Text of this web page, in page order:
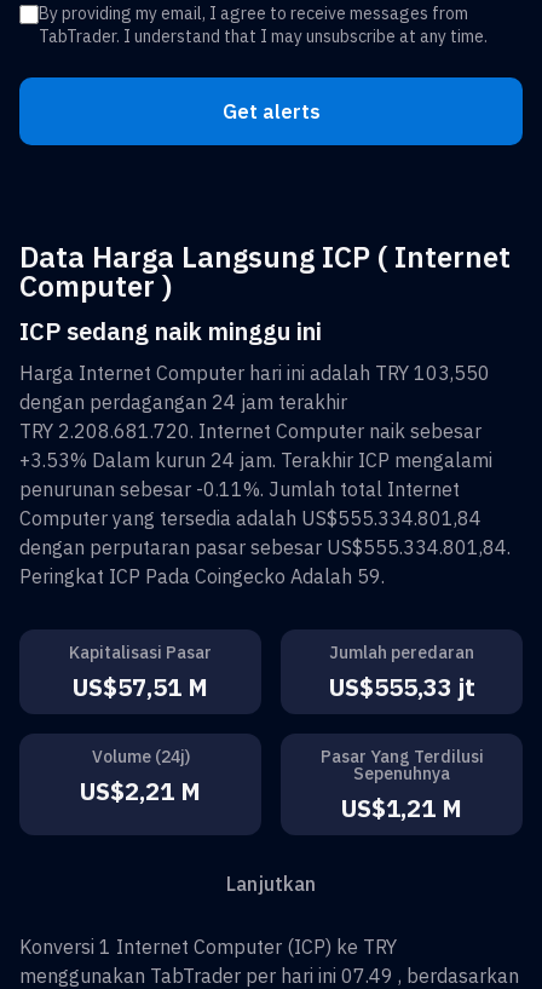
By providing my email, I agree to receive messages from
TabTrader. I understand that I may unsubscribe at any time.
Get alerts
Data Harga Langsung ICP ( Internet
Computer )
ICP sedang naik minggu ini
Harga Internet Computer hari ini adalah TRY 103,550
dengan perdagangan 24 jam terakhir
TRY 2.208.681.720. Internet Computer naik sebesar
+3.53% Dalam kurun 24 jam. Terakhir ICP mengalami
penurunan sebesar -0.11%. Jumlah total Internet
Computer yang tersedia adalah US$555.334.801,84
dengan perputaran pasar sebesar US$555.334.801,84.
Peringkat ICP Pada Coingecko Adalah 59.
Kapitalisasi Pasar
US$57,51 M
Jumlah peredaran
US$555,33 jt
Volume (24j)
US$2,21 M
Pasar Yang Terdilusi
Sepenuhnya
US$1,21 M
Lanjutkan
Konversi 1 Internet Computer (ICP) ke TRY
menggunakan TabTrader per hari ini 07.49 , berdasarkan